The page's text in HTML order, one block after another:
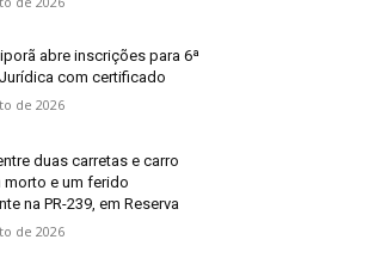
abre inscrições para 6ª
com certificado
de 2026
duas carretas e carro
morto e um ferido
na PR-239, em Reserva
de 2026